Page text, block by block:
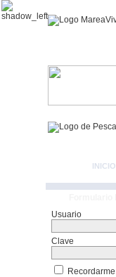
INICIO
Usuario
Clave
Recordarme